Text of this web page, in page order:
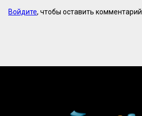
Войдите, чтобы оставить комментарий.